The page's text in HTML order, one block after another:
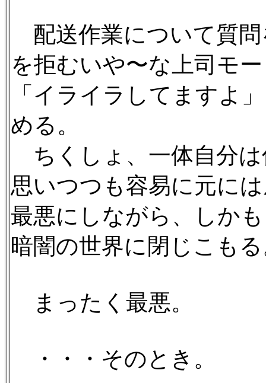
配送作業について質
を拒むいや〜な上司モ
「イライラしてますよ
める。
ちくしょ、一体自分
思いつつも容易に元に
最悪にしながら、しか
暗闇の世界に閉じこも
まったく最悪。
・・・そのとき。